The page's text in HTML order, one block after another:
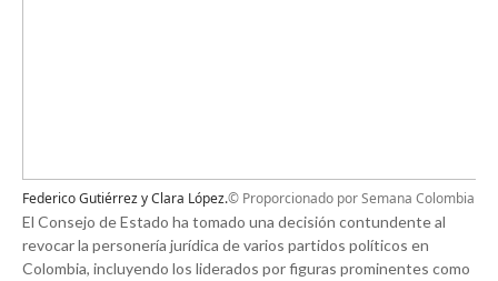
Federico Gutiérrez y Clara López.© Proporcionado por Semana Colombia
El Consejo de Estado ha tomado una decisión contundente al
revocar la personería jurídica de varios partidos políticos en
Colombia, incluyendo los liderados por figuras prominentes como